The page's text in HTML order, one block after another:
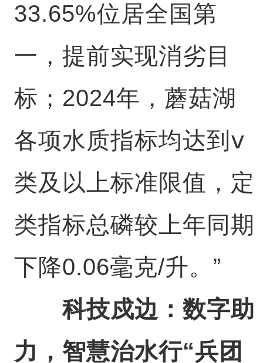
33.65%位居全国第
一，提前实现消劣目
标；2024年，蘑菇湖
各项水质指标均达到ⅴ
类及以上标准限值，定
类指标总磷较上年同期
下降0.06毫克/升。”
科技戍边：数字助
力，智慧治水行“兵团